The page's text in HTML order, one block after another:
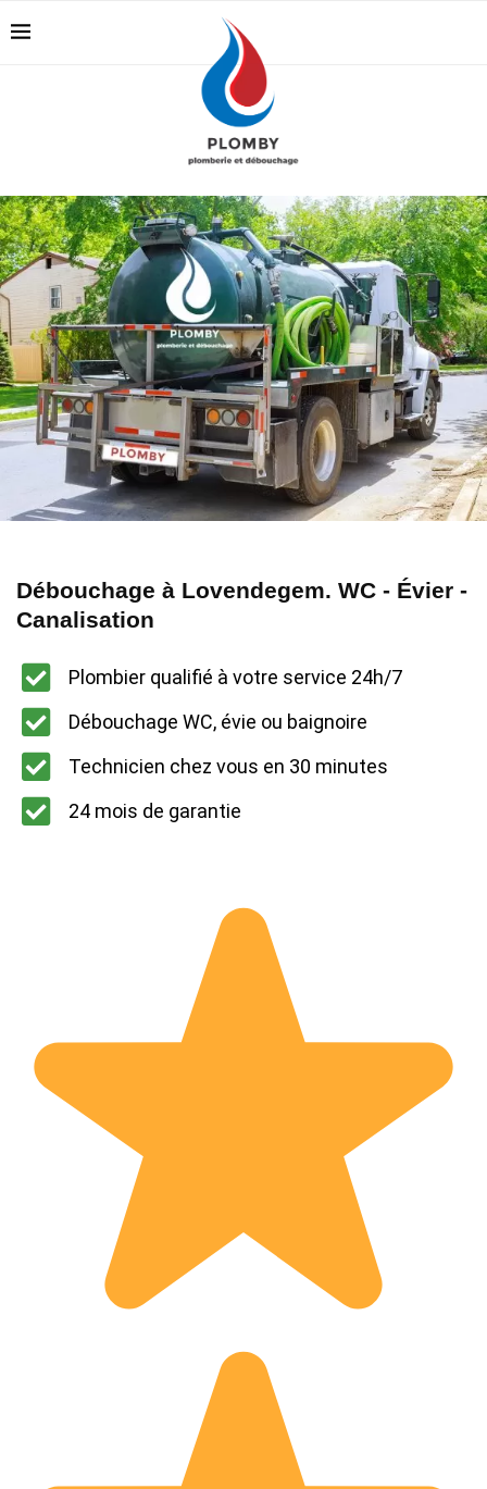
Débouchage à Lovendegem. WC - Évier -
Canalisation
Plombier qualifié à votre service 24h/7
Débouchage WC, évie ou baignoire
Technicien chez vous en 30 minutes
24 mois de garantie